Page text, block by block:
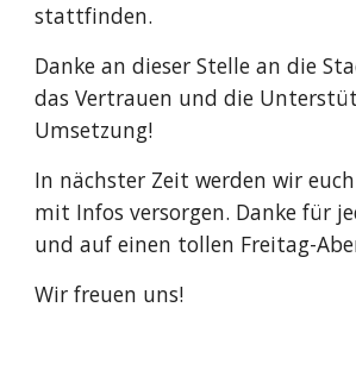
stattfinden.
Danke an dieser Stelle an die
das Vertrauen und die
Umsetzung!
In nächster Zeit werden wir
mit Infos versorgen. Danke für
und auf einen tollen Freitag-
Wir freuen uns!